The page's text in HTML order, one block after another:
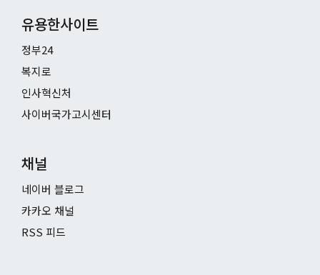
유용한사이트
정부24
복지로
인사혁신처
사이버국가고시센터
채널
네이버 블로그
카카오 채널
RSS 피드